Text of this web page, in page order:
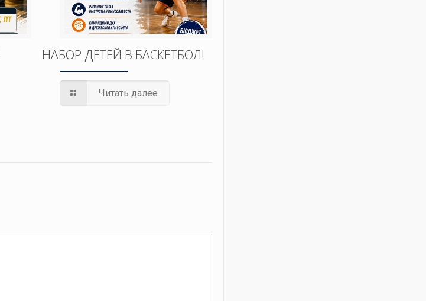
НАБОР ДЕТЕЙ В БАСКЕТБОЛ!
Читать далее